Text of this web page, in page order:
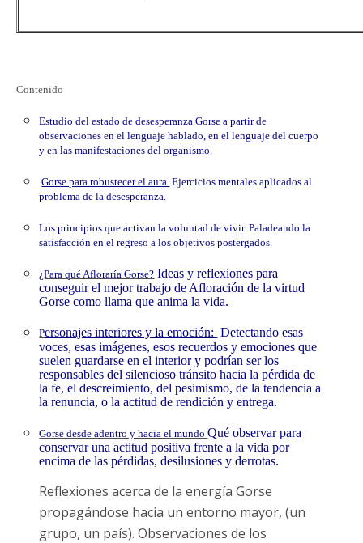
Contenido
Estudio del estado de desesperanza Gorse a partir de
observaciones en el lenguaje hablado, en el lenguaje del cuerpo
y en las manifestaciones del organismo.
Gorse para robustecer el aura Ejercicios mentales aplicados al
problema de la desesperanza.
Los principios que activan la voluntad de vivir. Paladeando la
satisfacción en el regreso a los objetivos postergados.
¿Para qué Afloraría Gorse? Ideas y reflexiones para
conseguir el mejor trabajo de Afloración de la virtud
Gorse como llama que anima la vida.
Personajes interiores y la emoción: Detectando esas
voces, esas imágenes, esos recuerdos y emociones que
suelen guardarse en el interior y podrían ser los
responsables del silencioso tránsito hacia la pérdida de
la fe, el descreimiento, del pesimismo, de la tendencia a
la renuncia, o la actitud de rendición y entrega.
Gorse desde adentro y hacia el mundoQué observar para
conservar una actitud positiva frente a la vida por
encima de las pérdidas, desilusiones y derrotas.
Reflexiones acerca de la energía Gorse
propagándose hacia un entorno mayor, (un
grupo, un país). Observaciones de los